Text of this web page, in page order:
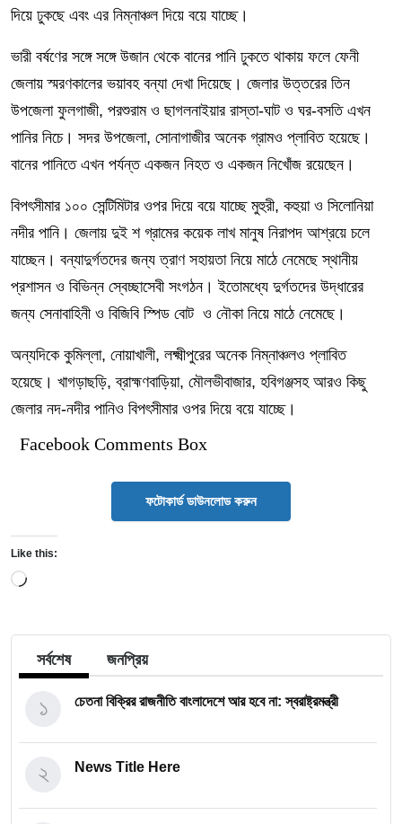
দিয়ে ঢুকছে এবং এর নিম্নাঞ্চল দিয়ে বয়ে যাচ্ছে।
ভারী বর্ষণের সঙ্গে সঙ্গে উজান থেকে বানের পানি ঢুকতে থাকায় ফলে ফেনী
জেলায় স্মরণকালের ভয়াবহ বন্যা দেখা দিয়েছে। জেলার উত্তরের তিন
উপজেলা ফুলগাজী, পরশুরাম ও ছাগলনাইয়ার রাস্তা-ঘাট ও ঘর-বসতি এখন
পানির নিচে। সদর উপজেলা, সোনাগাজীর অনেক গ্রামও প্লাবিত হয়েছে।
বানের পানিতে এখন পর্যন্ত একজন নিহত ও একজন নিখোঁজ রয়েছেন।
বিপৎসীমার ১০০ সেন্টিমিটার ওপর দিয়ে বয়ে যাচ্ছে মুহুরী, কহুয়া ও সিলোনিয়া
নদীর পানি। জেলায় দুই শ গ্রামের কয়েক লাখ মানুষ নিরাপদ আশ্রয়ে চলে
যাচ্ছেন। বন্যাদুর্গতদের জন্য ত্রাণ সহায়তা নিয়ে মাঠে নেমেছে স্থানীয়
প্রশাসন ও বিভিন্ন স্বেচ্ছাসেবী সংগঠন। ইতোমধ্যে দুর্গতদের উদ্ধারের
জন্য সেনাবাহিনী ও বিজিবি স্পিড বোট ও নৌকা নিয়ে মাঠে নেমেছে।
অন্যদিকে কুমিল্লা, নোয়াখালী, লক্ষ্মীপুরের অনেক নিম্নাঞ্চলও প্লাবিত
হয়েছে। খাগড়াছড়ি, ব্রাহ্মণবাড়িয়া, মৌলভীবাজার, হবিগঞ্জসহ আরও কিছু
জেলার নদ-নদীর পানিও বিপৎসীমার ওপর দিয়ে বয়ে যাচ্ছে।
Facebook Comments Box
ফটোকার্ড ডাউনলোড করুন
Like this:
Loading…
সর্বশেষ জনপ্রিয়
চেতনা বিক্রির রাজনীতি বাংলাদেশে আর হবে না: স্বরাষ্ট্রমন্ত্রী
১
News Title Here
২